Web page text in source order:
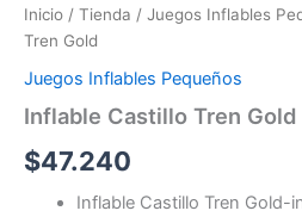
Inicio / Tienda / Juegos Inflables
Tren Gold
Juegos Inflables Pequeños
Inflable Castillo Tren Gold
$47.240
Inflable Castillo Tren Gold-